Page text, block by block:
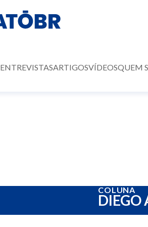
ENTREVISTASARTIGOSVÍDEOSQUEM
COLUNA
DIEGO